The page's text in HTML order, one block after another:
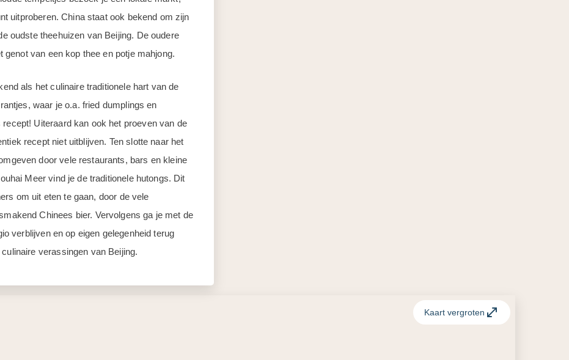
uitproberen. China staat ook bekend om zijn
oudste theehuizen van Beijing. De oudere
van een kop thee en potje mahjong.
als het culinaire traditionele hart van de
waar je o.a. fried dumplings en
Uiteraard kan ook het proeven van de
recept niet uitblijven. Ten slotte naar het
door vele restaurants, bars en kleine
Meer vind je de traditionele hutongs. Dit
om uit eten te gaan, door de vele
Chinees bier. Vervolgens ga je met de
verblijven en op eigen gelegenheid terug
verassingen van Beijing.
Kaart vergroten